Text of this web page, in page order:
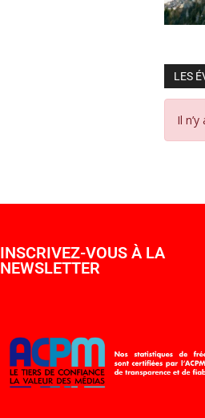
LES
Il
INSCRIVEZ-VOUS À LA
NEWSLETTER